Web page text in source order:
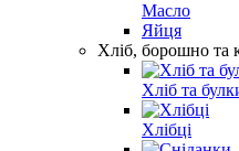
Масло
Яйця
Хліб, борошно та
Хліб та
Хлібці